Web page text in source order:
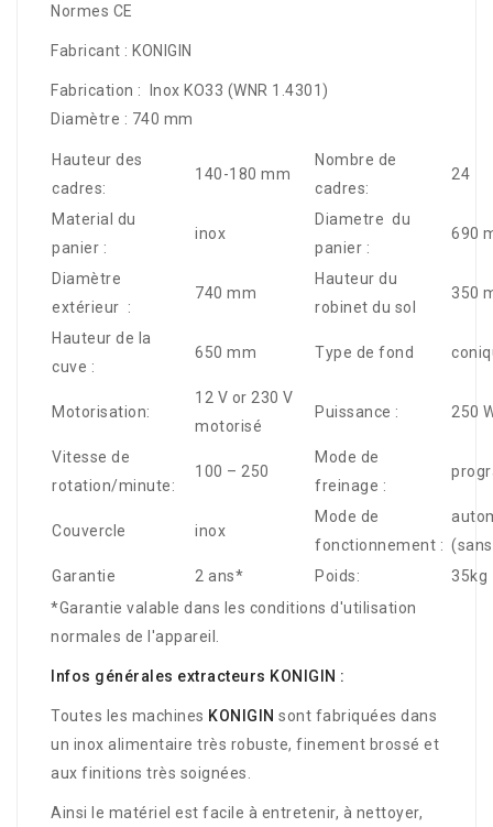
Normes CE
Fabricant : KONIGIN
Fabrication :
Inox KO33 (WNR 1.4301)
Diamètre : 740 mm
Hauteur des
cadres:
140-180 mm
Nombre de
cadres:
24
Material du
panier :
inox
Diametre du
panier :
690
Diamètre
extérieur :
740 mm
Hauteur du
robinet du sol
350
Hauteur de la
cuve :
650 mm Type de fond
Motorisation:
12 V or 230 V
motorisé
Puissance : 250
Vitesse de
rotation/minute:
100 – 250
Mode de
freinage :
Couvercle inox
Mode de
fonctionnement :
Garantie
2 ans* Poids:
35kg
*Garantie valable dans les conditions d'utilisation
normales de l'appareil.
Infos générales extracteurs KONIGIN :
Toutes les machines KONIGIN sont fabriquées dans
un inox alimentaire très robuste, finement brossé et
aux finitions très soignées.
Ainsi le matériel est facile à entretenir, à nettoyer,